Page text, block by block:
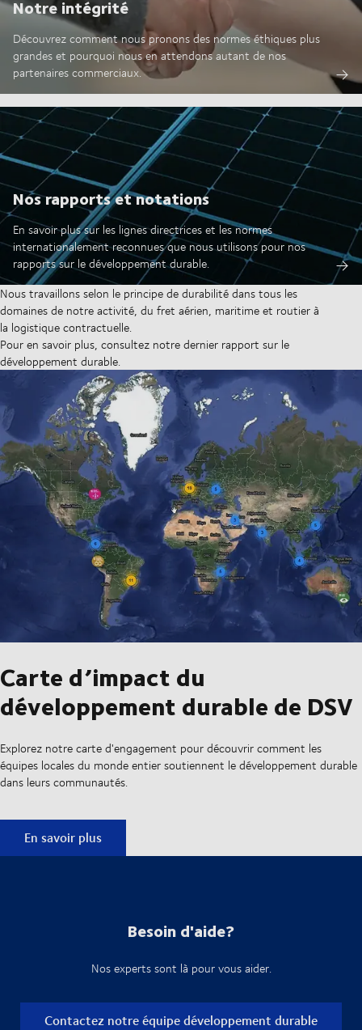
Notre intégrité
Découvrez comment nous pronons des normes éthiques plus
grandes et pourquoi nous en attendons autant de nos
partenaires commerciaux.
Nos rapports et notations
En savoir plus sur les lignes directrices et les normes
internationalement reconnues que nous utilisons pour nos
rapports sur le développement durable.
Nous travaillons selon le principe de durabilité dans tous les
domaines de notre activité, du fret aérien, maritime et routier à
la logistique contractuelle.
Pour en savoir plus, consultez notre dernier rapport sur le
développement durable.
Carte d’impact du
développement durable de DSV
Explorez notre carte d'engagement pour découvrir comment les
équipes locales du monde entier soutiennent le développement durable
dans leurs communautés.
Carte d’impact du développement durable de DSV
En savoir plus
Besoin d'aide?
Nos experts sont là pour vous aider.
Contactez notre équipe développement durable